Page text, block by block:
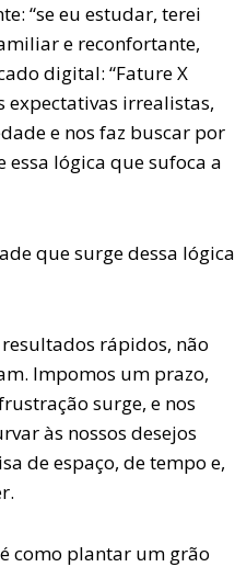
“se eu estudar, terei
e reconfortante,
digital: “Fature X
expectativas irrealistas,
e nos faz buscar por
essa lógica que sufoca a
que surge dessa lógica
rápidos, não
Impomos um prazo,
surge, e nos
às nossos desejos
de espaço, de tempo e,
como plantar um grão